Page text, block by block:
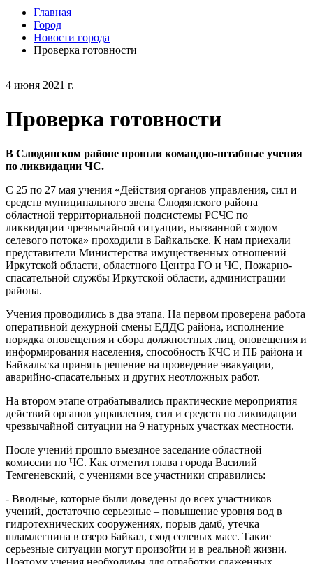
4 июня 2021 г.
Проверка готовности
В Слюдянском районе прошли командно-штабные учения
по ликвидации ЧС.
С 25 по 27 мая учения «Действия органов управления, сил и
средств муниципального звена Слюдянского района
областной территориальной подсистемы РСЧС по
ликвидации чрезвычайной ситуации, вызванной сходом
селевого потока» проходили в Байкальске. К нам приехали
представители Министерства имущественных отношений
Иркутской области, областного Центра ГО и ЧС, Пожарно-
спасательной службы Иркутской области, администрации
района.
Учения проводились в два этапа. На первом проверена работа
оперативной дежурной смены ЕДДС района, исполнение
порядка оповещения и сбора должностных лиц, оповещения и
информирования населения, способность КЧС и ПБ района и
Байкальска принять решение на проведение эвакуации,
аварийно-спасательных и других неотложных работ.
На втором этапе отрабатывались практические мероприятия
действий органов управления, сил и средств по ликвидации
чрезвычайной ситуации на 9 натурных участках местности.
После учений прошло выездное заседание областной
комиссии по ЧС. Как отметил глава города Василий
Темгеневский, с учениями все участники справились:
- Вводные, которые были доведены до всех участников
учений, достаточно серьезные – повышение уровня вод в
гидротехнических сооружениях, порыв дамб, утечка
шламлегнина в озеро Байкал, сход селевых масс. Такие
серьезные ситуации могут произойти и в реальной жизни.
Поэтому учения необходимы для отработки слаженных
Главная
Город
Новости города
Проверка готовности